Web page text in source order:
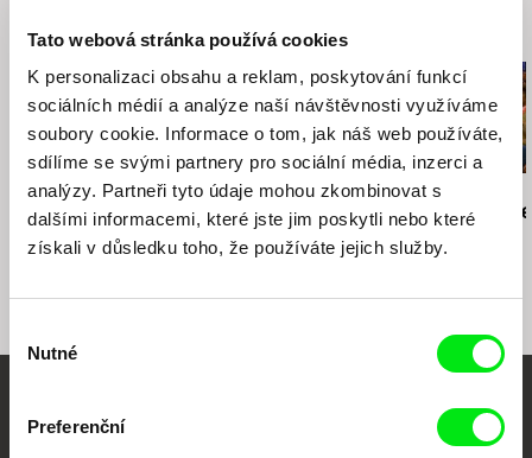
Tato webová stránka používá cookies
K personalizaci obsahu a reklam, poskytování funkcí
sociálních médií a analýze naší návštěvnosti využíváme
soubory cookie. Informace o tom, jak náš web používáte,
sdílíme se svými partnery pro sociální média, inzerci a
analýzy. Partneři tyto údaje mohou zkombinovat s
dalšími informacemi, které jste jim poskytli nebo které
získali v důsledku toho, že používáte jejich služby.
souhlasu
Nutné
Preferenční
fax: 0043 1 526 09 92
e-mail: office@sixpackfilm.com
Související filmy (20)
Paweł Łoziński
Kočky
Evangelia Kranioti
Exotika, erotika atd.
Martina Parenti
The